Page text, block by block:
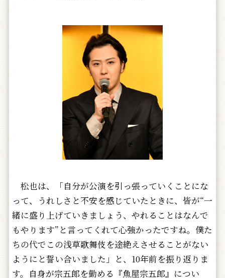
松也は、「自分が公演を引っ張っていくことにな
って、うれしさと不安を感じていたときに、皆が“一
緒に盛り上げていきましょう、やれることはなんで
もやります”と言ってくれて心強かったですね。僕た
ちの代でこの浅草歌舞伎を途絶えさせることがない
ようにと誓い合いました」と、10年前を振り返りま
す。自身が宗五郎を勤める『魚屋宗五郎』につい